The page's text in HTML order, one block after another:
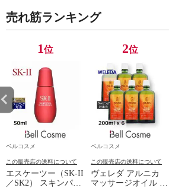
売れ筋ランキング
1位
ベルコスメ
この販売店の送料について
エスケーツー（SK-II
／SK2） スキンパワ
2位
ベルコスメ
この販売店の送料について
ヴェレダ アルニカ
マッサージオイル お